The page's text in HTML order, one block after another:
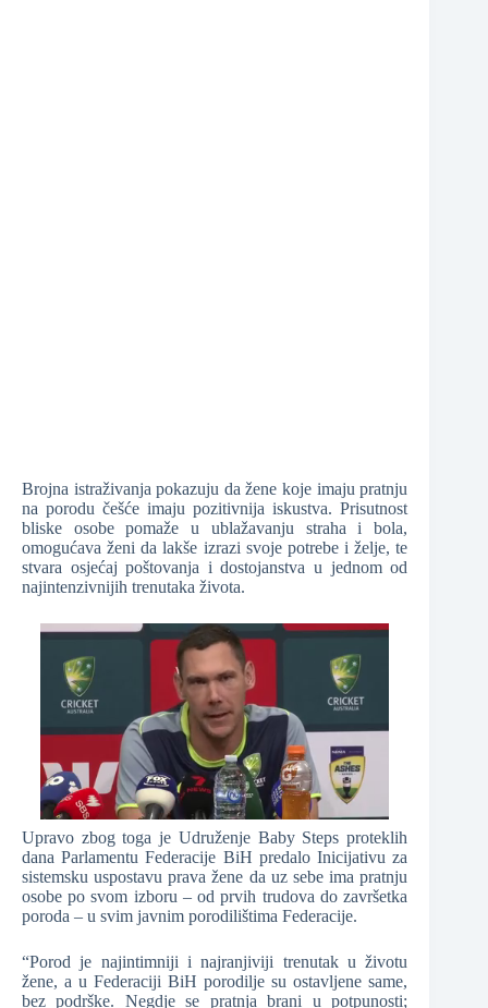
Brojna istraživanja pokazuju da žene koje imaju pratnju
na porodu češće imaju pozitivnija iskustva. Prisutnost
bliske osobe pomaže u ublažavanju straha i bola,
omogućava ženi da lakše izrazi svoje potrebe i želje, te
stvara osjećaj poštovanja i dostojanstva u jednom od
najintenzivnijih trenutaka života.
Upravo zbog toga je Udruženje Baby Steps proteklih
dana Parlamentu Federacije BiH predalo Inicijativu za
sistemsku uspostavu prava žene da uz sebe ima pratnju
osobe po svom izboru – od prvih trudova do završetka
poroda – u svim javnim porodilištima Federacije.
“Porod je najintimniji i najranjiviji trenutak u životu
žene, a u Federaciji BiH porodilje su ostavljene same,
bez podrške. Negdje se pratnja brani u potpunosti;